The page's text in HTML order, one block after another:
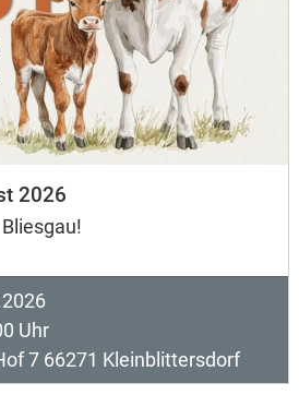
2026
Uhr
7 66271 Kleinblittersdorf